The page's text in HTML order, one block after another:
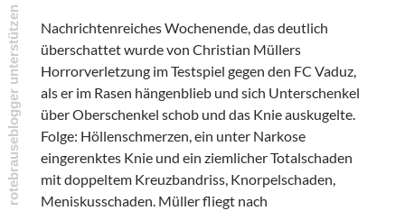
Nachrichtenreiches Wochenende, das deutlich
überschattet wurde von Christian Müllers
Horrorverletzung im Testspiel gegen den FC Vaduz,
als er im Rasen hängenblieb und sich Unterschenkel
über Oberschenkel schob und das Knie auskugelte.
Folge: Höllenschmerzen, ein unter Narkose
eingerenktes Knie und ein ziemlicher Totalschaden
mit doppeltem Kreuzbandriss, Knorpelschaden,
Meniskusschaden. Müller fliegt nach
rotebrauseblogger unterstützen